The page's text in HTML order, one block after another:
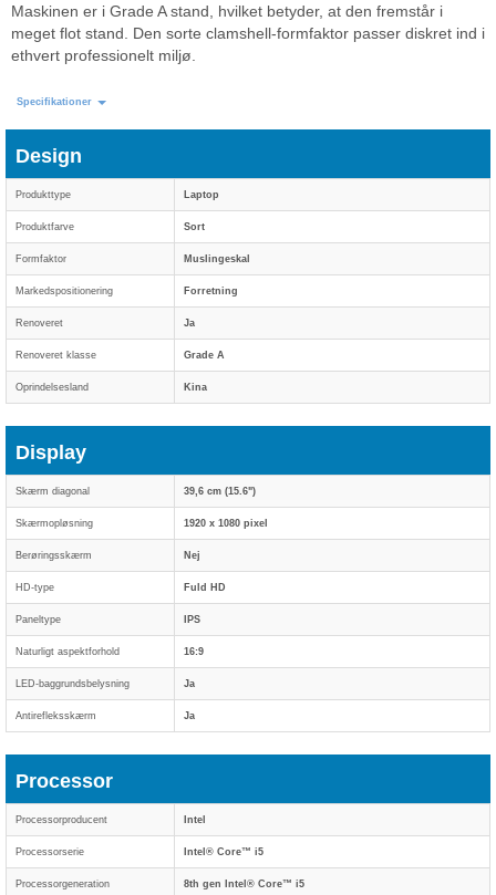
Maskinen er i Grade A stand, hvilket betyder, at den fremstår i
meget flot stand. Den sorte clamshell-formfaktor passer diskret ind i
ethvert professionelt miljø.
Specifikationer
Design
Produkttype Laptop
Produktfarve Sort
Formfaktor Muslingeskal
Markedspositionering Forretning
Renoveret Ja
Renoveret klasse Grade A
Oprindelsesland Kina
Display
Skærm diagonal 39,6 cm (15.6")
Skærmopløsning 1920 x 1080 pixel
Berøringsskærm Nej
HD-type Fuld HD
Paneltype IPS
Naturligt aspektforhold 16:9
LED-baggrundsbelysning Ja
Antirefleksskærm Ja
Processor
Processorproducent Intel
Processorserie Intel® Core™ i5
Processorgeneration 8th gen Intel® Core™ i5